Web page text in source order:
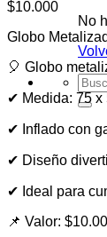
No
por:
$10.000
Globo
🎈 Globo
✔ Medida: 75 x
✔ Inflado con
✔ Diseño
✔ Ideal para
📌 Valor: